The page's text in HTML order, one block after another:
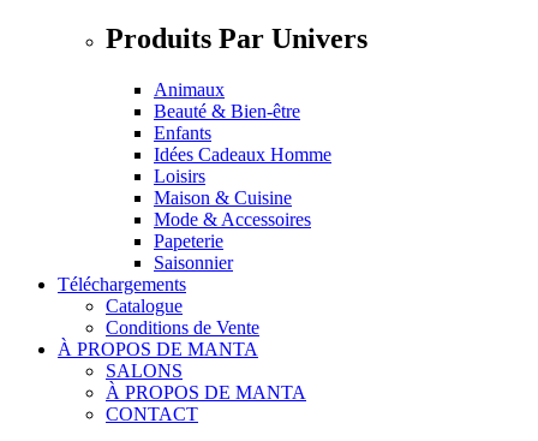
Produits Par Univers
Animaux
Beauté & Bien-être
Enfants
Idées Cadeaux Homme
Loisirs
Maison & Cuisine
Mode & Accessoires
Papeterie
Saisonnier
Téléchargements
Catalogue
Conditions de Vente
À PROPOS DE MANTA
SALONS
À PROPOS DE MANTA
CONTACT